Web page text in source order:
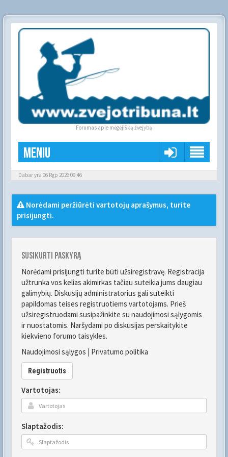
Forumas apie mėgėjišką žvejybą
Meniu
Dabar yra 06 Rgp 2026 09:46
Norėdami peržiūrėti vartotojų aprašymus, turite
prisijungti.
Susikurti paskyrą
Norėdami prisijungti turite būti užsiregistravę. Registracija
užtrunka vos kelias akimirkas tačiau suteikia jums daugiau
galimybių. Diskusijų administratorius gali suteikti
papildomas teises registruotiems vartotojams. Prieš
užsiregistruodami susipažinkite su naudojimosi sąlygomis
ir nuostatomis. Naršydami po diskusijas perskaitykite
kiekvieno forumo taisykles.
Naudojimosi sąlygos | Privatumo politika
Registruotis
Vartotojas:
Slaptažodis: